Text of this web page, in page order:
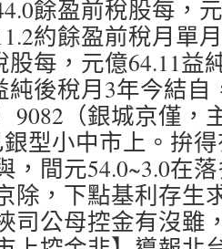
餘盈前稅股每，
約餘盈前稅月單
股每，元億64.11益
純後稅月3年今結
9082（銀城京僅，
型小中市上。拚
，間元54.0~3.0在
除，下點基利存生
司公母控金有沒雖